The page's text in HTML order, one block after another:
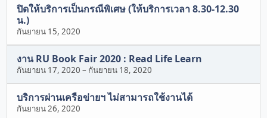
ปิดให้บริการเป็นกรณีพิเศษ (ให้บริการเวลา 8.30-12.30
น.)
กันยายน 15, 2020
งาน RU Book Fair 2020 : Read Life Learn
กันยายน 17, 2020 – กันยายน 18, 2020
บริการผ่านเครือข่ายฯ ไม่สามารถใช้งานได้
กันยายน 26, 2020